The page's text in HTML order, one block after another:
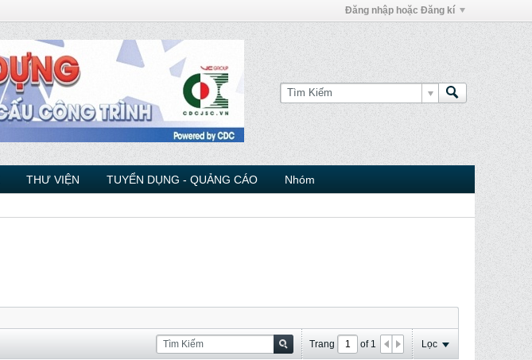
Đăng nhập hoặc Đăng kí
THƯ VIỆN TUYỂN DỤNG - QUẢNG CÁO Nhóm
Trang of 1 Lọc